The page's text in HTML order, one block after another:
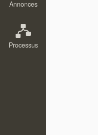
Annonces
Processus